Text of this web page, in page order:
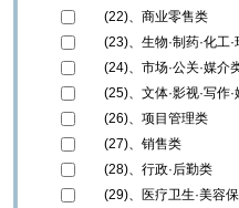
(22)、商业零售类
(23)、生物·制药·化工
(24)、市场·公关·媒介
(25)、文体·影视·写作
(26)、项目管理类
(27)、销售类
(28)、行政·后勤类
(29)、医疗卫生·美容